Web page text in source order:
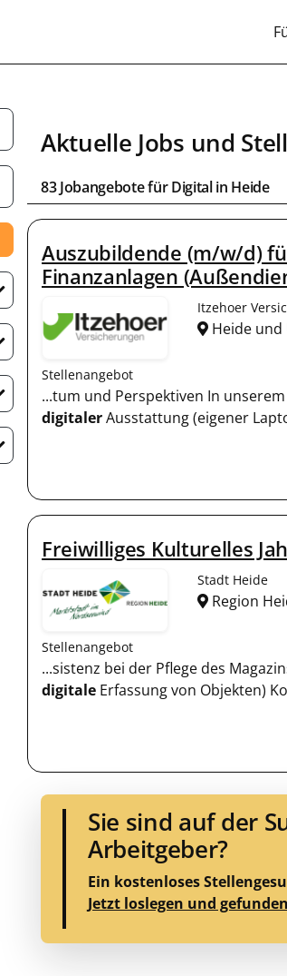
Aktuelle Jobs und
83 Jobangebote fürDigitalin Heide
Auszubildende (m/w/d)
Finanzanlagen
Itzehoer
Heide
Stellenangebot
...tum und Perspektiven In
digitalerAusstattung (eigener
Freiwilliges Kulturelles
Stadt Heide
Region
Stellenangebot
...sistenz bei der Pflege des
digitale Erfassung von Objekten)
Sie sind auf der
Arbeitgeber?
Ein kostenloses
Jetzt loslegen und